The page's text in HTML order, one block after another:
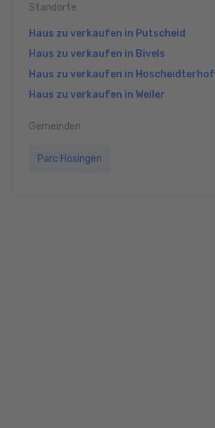
Standorte
Haus zu verkaufen in Putscheid
Haus zu verkaufen in Bivels
Haus zu verkaufen in Hoscheidterhof
Haus zu verkaufen in Weiler
Gemeinden
Parc Hosingen